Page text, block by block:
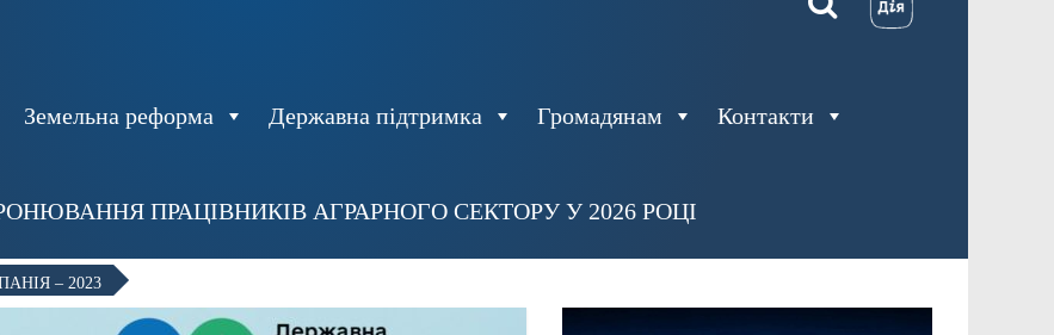
Земельна реформа Державна підтримка Громадянам Контакти
ПРАЦІВНИКІВ АГРАРНОГО СЕКТОРУ У 2026 РОЦІ
– 2023